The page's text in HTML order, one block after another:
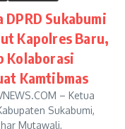
DPRD Sukabumi
Kapolres Baru,
Kolaborasi
Kamtibmas
– Ketua
Sukabumi,
Mutawali,